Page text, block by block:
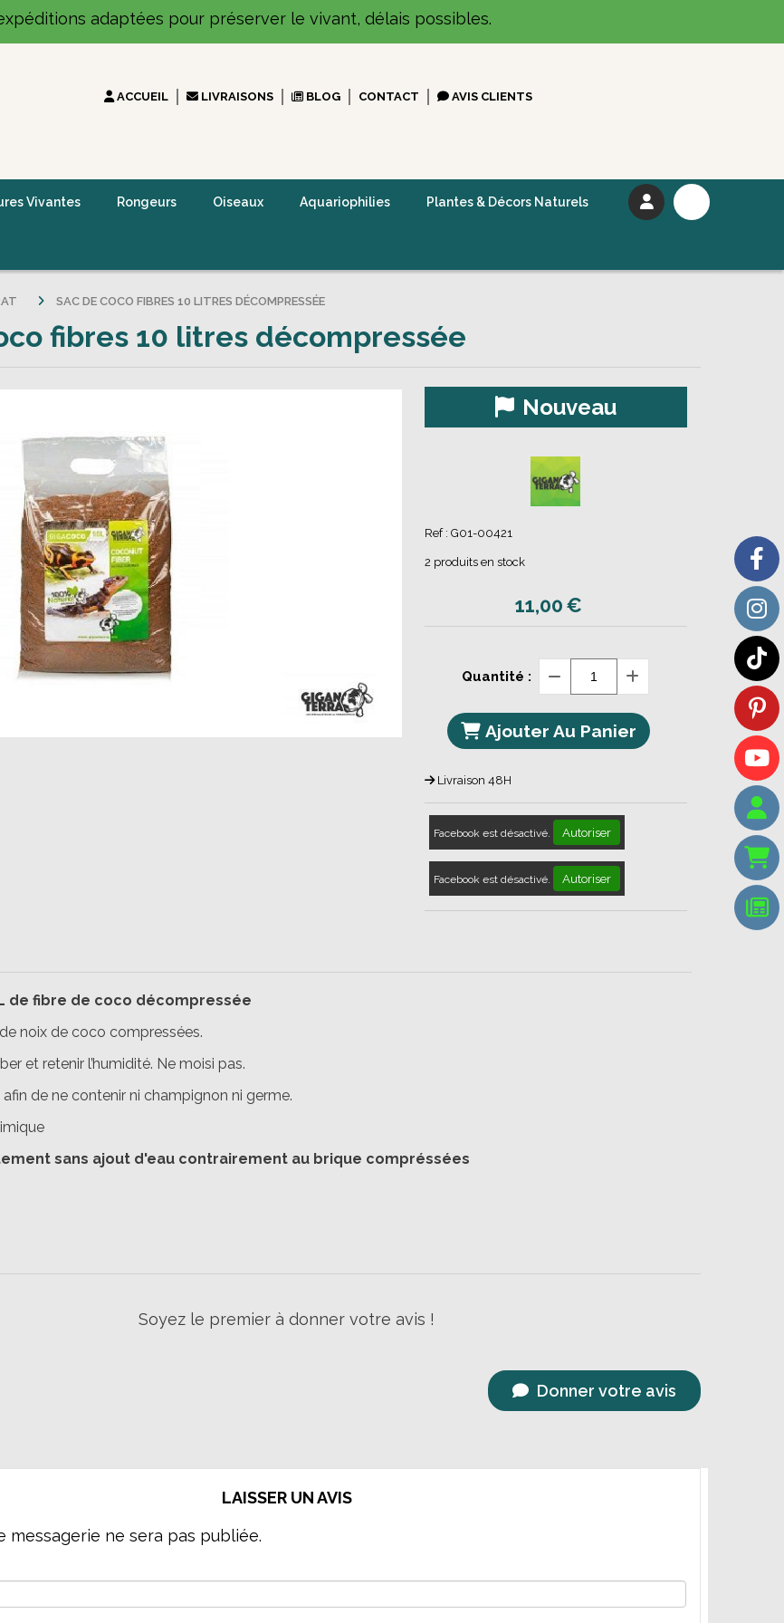
adaptées pour préserver le vivant, délais possibles.
ACCUEIL LIVRAISONS BLOG CONTACT AVIS CLIENTS
Vivantes Rongeurs Oiseaux Aquariophilies Plantes & Décors Naturels
SAC DE COCO FIBRES 10 LITRES DÉCOMPRESSÉE
fibres 10 litres décompressée
Nouveau
Ref : G01-00421
11,00€
2 produits en stock
Quantité :
Ajouter Au Panier
Livraison 48H
Facebook est désactivé. Autoriser
Facebook est désactivé. Autoriser
de fibre de coco décompressée
noix de coco compressées.
et retenir l’humidité. Ne moisi pas.
de ne contenir ni champignon ni germe.
sans ajout d'eau contrairement au brique compréssées
Soyez le premier à donner votre avis !
Donner votre avis
LAISSER UN AVIS
messagerie ne sera pas publiée.